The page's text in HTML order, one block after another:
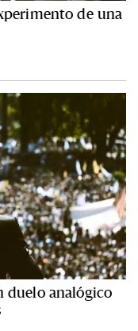
de una
duelo analógico